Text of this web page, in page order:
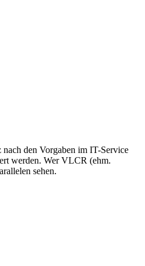
den Vorgaben im IT-Service
werden. Wer VLCR (ehm.
sehen.